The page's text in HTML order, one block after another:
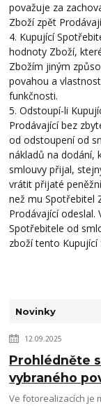
Novinky
12.09.2025
Prohlédněte
vybraného
Ve fotorealizacích je
považuje za
Zboží zpět
4. Kupující
hodnoty Zboží,
Zbožím jiným
povahou a
funkčnosti.
5. Odstoupí-li
Prodávající bez
od odstoupení od
nákladů na dodání,
smlouvy přijal,
vrátit přijaté
než mu Spotřebitel
Prodávající odeslal.
Spotřebitele od
zboží tento Kupující